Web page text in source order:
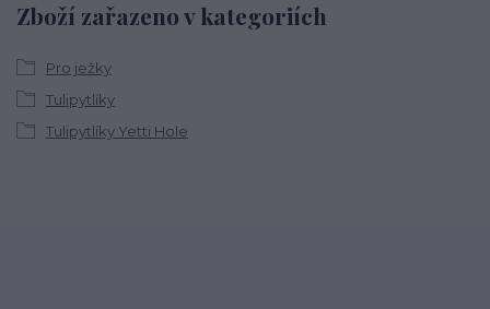
Zboží zařazeno v kategoriích
Pro ježky
Tulipytlíky
Tulipytlíky Yetti Hole